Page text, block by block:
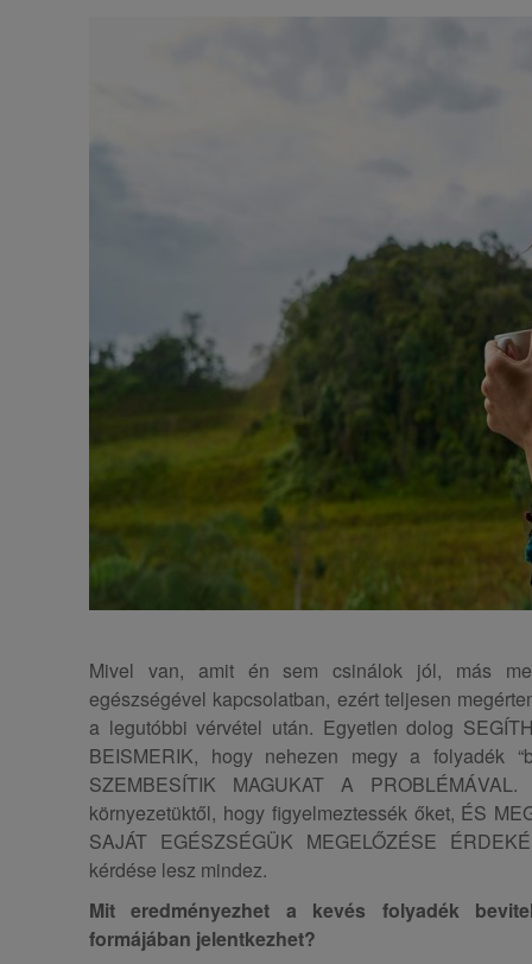
Mivel van, amit én sem csinálok jól, más
egészségével kapcsolatban, ezért teljesen
a legutóbbi vérvétel után. Egyetlen dolog
BEISMERIK, hogy nehezen megy a folyadék
SZEMBESÍTIK MAGUKAT A
környezetüktől, hogy figyelmeztessék őket, ÉS
SAJÁT EGÉSZSÉGÜK MEGELŐZÉSE
kérdése lesz mindez.
Mit eredményezhet a kevés folyadék
formájában jelentkezhet?